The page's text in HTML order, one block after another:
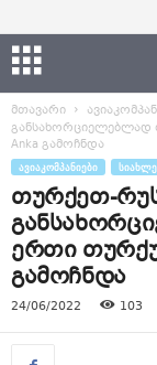
მთავარი
განსახორციელებლად
Anka გამოჩნდა
ᲐᲕᲘᲐᲙᲝᲛᲞᲐᲜᲘᲔᲑᲘ
თურქეთ-
ერთი
გამოჩნდა
24/06/2022 103